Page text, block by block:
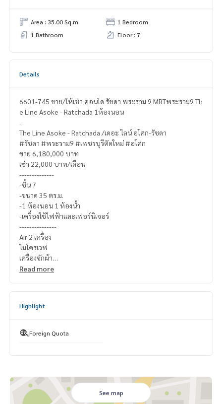
Area : 35.00 Sq.m.
1 Bedroom
1 Bathroom
Floor : 7
Details
6601-745 ขาย/ให้เช่า คอนโด รัชดา พระราม 9 MRTพระราม9 Th
e Line Asoke - Ratchada 1ห้องนอน
.
The Line Asoke - Ratchada /เดอะ ไลน์ อโศก-รัชดา
#รัชดา #พระราม9 #เพชรบุรีตัดใหม่ #อโศก
ขาย 6,180,000 บาท
เช่า 22,000 บาท/เดือน
--------------
-ชั้น 7
-ขนาด 35 ตร.ม.
-1 ห้องนอน 1 ห้องน้ำ
-เครื่องใช้ไฟฟ้าและเฟอร์นิเจอร์
---------------
Air 2 เครื่อง
ไมโครเวฟ
เครื่องซักผ้า
ตู้เย็น
โซฟา
ชุดโต๊ะทำงาน
(ไทย) K.เอ็กซ์ ปริณวัชญณ์095-645-9656
(Eng) K.Belle
098-654-2399
Read more
Highlight
Foreign Quota
See map